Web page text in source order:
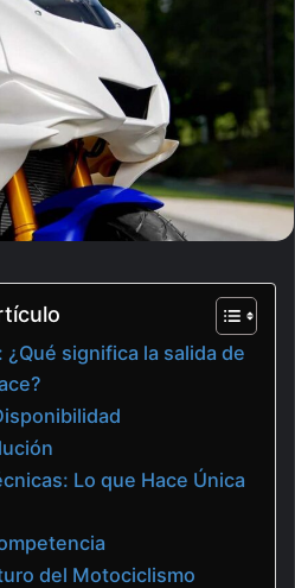
¿Qué significa la salida de
Lo que Hace Única
del Motociclismo